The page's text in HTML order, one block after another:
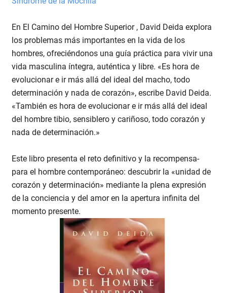
En El Camino del Hombre Superior , David Deida explora
los problemas más importantes en la vida de los
hombres, ofreciéndonos una guía práctica para vivir una
vida masculina íntegra, auténtica y libre. «Es hora de
evolucionar e ir más allá del ideal del macho, todo
determinación y nada de corazón», escribe David Deida.
«También es hora de evolucionar e ir más allá del ideal
del hombre tibio, sensiblero y cariñoso, todo corazón y
nada de determinación.»
Este libro presenta el reto definitivo y la recompensa-
para el hombre contemporáneo: descubrir la «unidad de
corazón y determinación» mediante la plena expresión
de la conciencia y del amor en la apertura infinita del
momento presente.